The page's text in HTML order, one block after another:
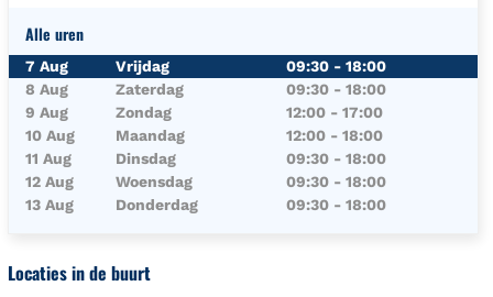
Alle uren
Dag van de WeekUren
7 Aug Vrijdag 09:30 - 18:00
8 Aug
Zaterdag 09:30 - 18:00
9 Aug
Zondag 12:00 - 17:00
10 Aug
Maandag 12:00 - 18:00
11 Aug
Dinsdag 09:30 - 18:00
12 Aug
Woensdag 09:30 - 18:00
13 Aug
Donderdag 09:30 - 18:00
Locaties in de buurt